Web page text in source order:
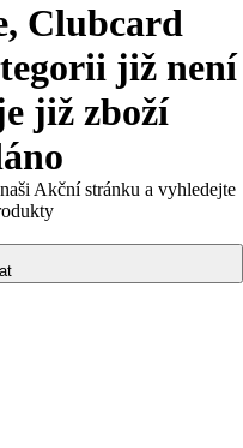
Clubcard
již není
již zboží
Akční stránku a vyhledejte